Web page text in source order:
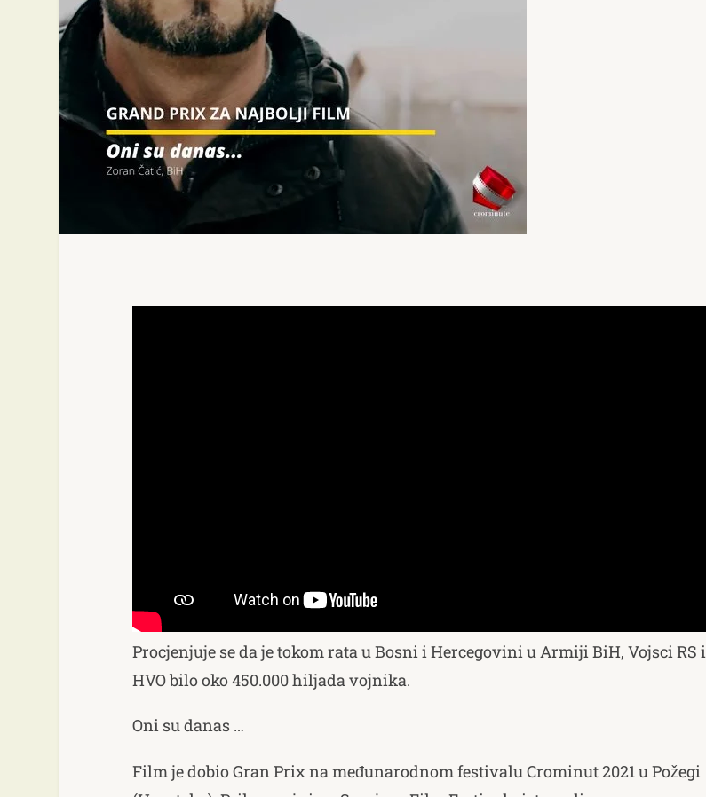
Procjenjuje se da je tokom rata u Bosni i Hercegovini u Armiji BiH, Vojsci RS i
HVO bilo oko 450.000 hiljada vojnika.
Oni su danas …
Film je dobio Gran Prix na međunarodnom festivalu Crominut 2021 u Požegi